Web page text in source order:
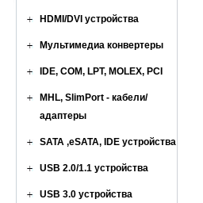
HDMI/DVI устройства
Мультимедиа конвертеры
IDE, COM, LPT, MOLEX, PCI
MHL, SlimPort - кабели/
адаптеры
SATA ,eSATA, IDE устройства
USB 2.0/1.1 устройства
USB 3.0 устройства